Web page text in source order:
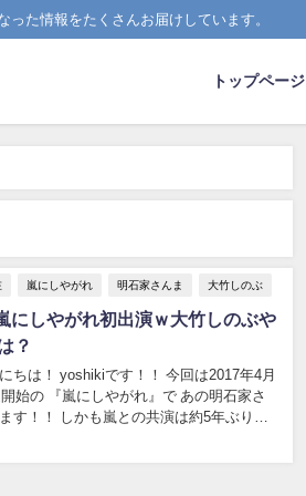
た情報をたくさんお届けしています。
トップページ
嵐にしやがれ 明石家さんま 大竹しのぶ
にしやがれ初出演ｗ大竹しのぶや
？
yoshikiです！！ 今回は2017年4月
『嵐にしやがれ』で あの明石家さ
演は約5年ぶりと
な画が見られそうですね！！（笑） ま